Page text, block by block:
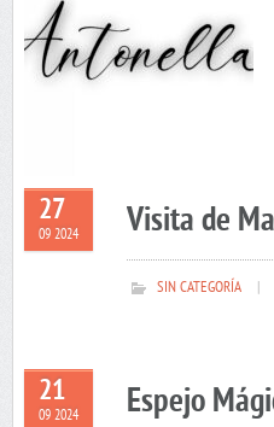
27
09 2024 Visita de
SIN CATEGORÍA
21
09 2024 Espejo